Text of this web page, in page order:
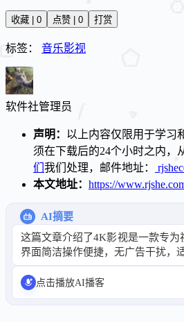
收藏 | 0 点赞 | 0 打赏
标签： 音乐影视
软件社管理员
声明： 以上内容仅限用于学习
须在下载后的24个小时之内，
们 我们处理，邮件地址：
本文地址： https://
AI摘要
这篇文章介绍了4K影视是一款专为
界面简洁操作便捷，无广告干扰，
点击播放AI播客